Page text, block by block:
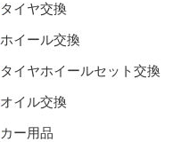
タイヤ交換
ホイール交換
タイヤホイールセット交換
オイル交換
カー用品